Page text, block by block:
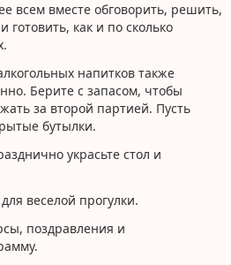
всем вместе обговорить, решить,
готовить, как и по сколько
напитков также
Берите с запасом, чтобы
за второй партией. Пусть
бутылки.
украсьте стол и
веселой прогулки.
поздравления и